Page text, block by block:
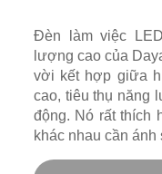
Đèn làm việc
lượng cao của
vời kết hợp giữa
cao, tiêu thụ năng
động. Nó rất thích
khác nhau cần